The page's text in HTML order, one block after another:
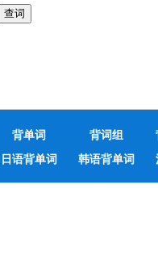
背单词 背词组
日语背单词 韩语背单词